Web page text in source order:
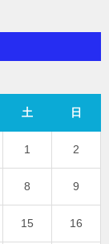
土 日
1 2
8 9
15 16